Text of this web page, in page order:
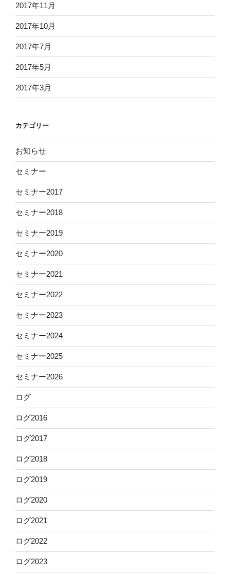
2017年11月
2017年10月
2017年7月
2017年5月
2017年3月
カテゴリー
お知らせ
セミナー
セミナー2017
セミナー2018
セミナー2019
セミナー2020
セミナー2021
セミナー2022
セミナー2023
セミナー2024
セミナー2025
セミナー2026
ログ
ログ2016
ログ2017
ログ2018
ログ2019
ログ2020
ログ2021
ログ2022
ログ2023